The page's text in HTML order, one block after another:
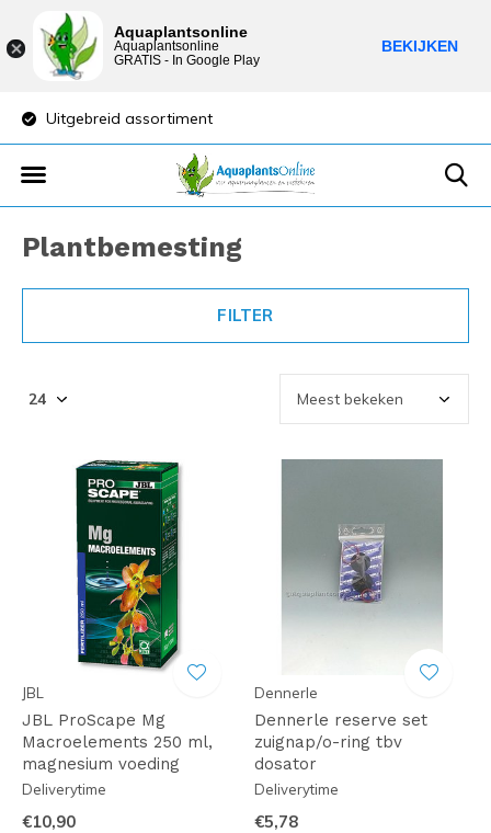
Uitgebreid assortiment
Plantbemesting
FILTER
JBL
JBL ProScape Mg
Macroelements 250 ml,
magnesium voeding
Deliverytime
€10,90
Dennerle
Dennerle reserve set
zuignap/o-ring tbv
dosator
Deliverytime
€5,78
Aquaplantsonline
Aquaplantsonline
GRATIS - In Google Play
BEKIJKEN